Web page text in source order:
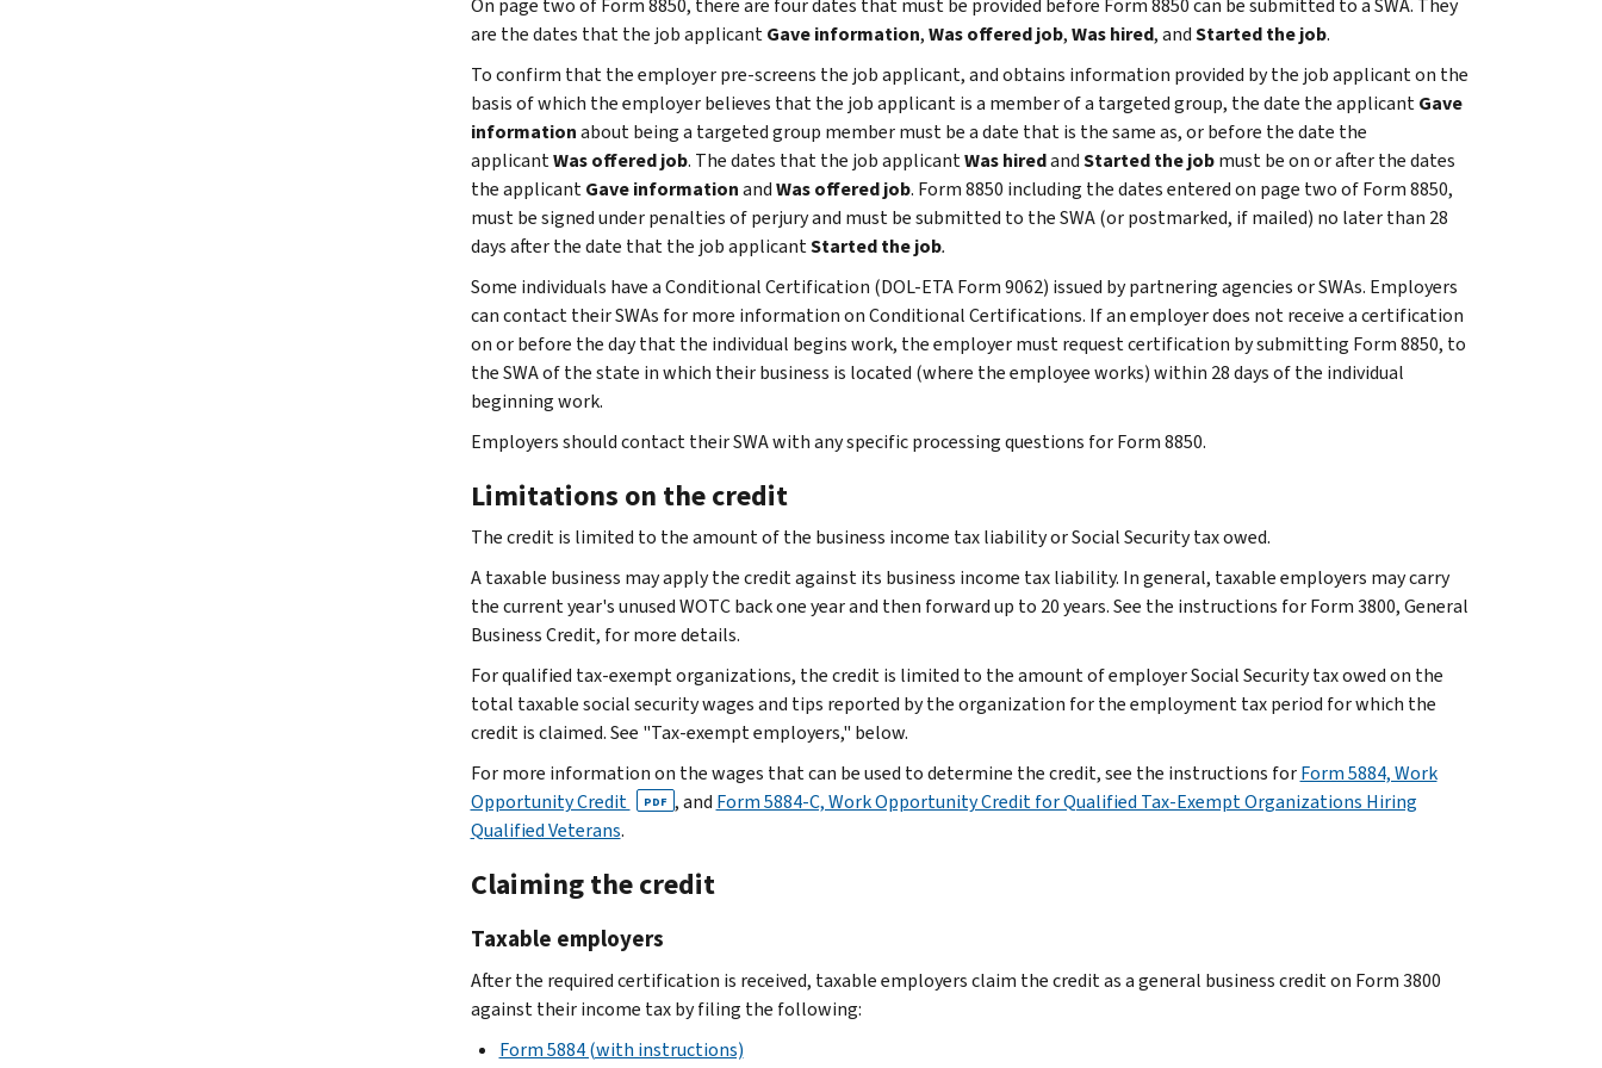
that
and
pays
or
incurs
wages
to
certain
individuals
who
are
certified
by
designated
local
agency
(sometimes
referred
state
workforce
agency)
as
being
a
of
of
targeted
groups.
In
Veteran
targeted
group.
areas
as
empowerment
zones
or
rural
renewal
counties;
individuals
referred
to
an
employer
following
of
rehabilitation
plan
or
program;
whose
families
are
recipients
of
supplemental
assistance
the
Food
and
Act
located
the
state
in
which
the
business
is
located
(where
the
employee
works).
forms
may
be
required
by
the
DOL
obtain
certification.
See
the
Instructions
to
8850
the
Employment
Training
employer
may
be
able
to
claim
the
WOTC
and
credit
such
as
the
American
Rescue
Employee
Retention
(ERC),
the
Empowerment
Zone
Employment
Credit,
Employer
Credit
for
Paid
Family
and
Medical
Leave,
and
the
The
assistance
must
be
received
for
any
9
months
the
18-
month
period
ending
on
hiring
date.
period
ending
on
hiring
date
Unemployed
for
of
time
totaling
at
least
4
(whether
not
consecutive)
but
less
than
6
months
the
1-
year
ending
the
hiring
date
Zone
or
A
Rural
Renewal
County
(RRC)
determining
the
credit,
wages
do
not
wages
or
incurred
for
services
performed
while
the
principal
place
of
is
an
EZ
or
RRC.
services
to:
A state
approved
under
the
Act
of
1973
An
Employment
Network
under
Ticket
to
Work
program
or
A program
carried
under
the
Department
Veteran
1,
whichever
is
later
Only
performs
services
for
the
between
May
1
and
September
15
not
employed
to
May
1)
and
Resides
in
Empowerment
Zone
(EZ)
A member
of
a
family
that
received
SNAP
benefits
for:
the
previous
6
or
least
3
the
previous
months
day
that
ends
on
the
hire
date.
is
member
of
a
family
that
meet
one
of
the
following
conditions:
Received
assistance
an
IV-
program
for
a
minimum
of
the
18
consecutive
months
Received
assistance
under
IV-
A
program
been
unemployed
for
not
less
than
27
consecutive
weeks
the
time
of
hiring
and
who
unemployment
compensation
some
or
all
of
the
unemployment
are the dates that the job applicantGave information,Was offered job,Was hired, andStarted the job.
To confirm that the employer pre-screens the job applicant, and obtains information provided by the job applicant on the
basis of which the employer believes that the job applicant is a member of a targeted group, the date the applicantGave
informationabout being a targeted group member must be a date that is the same as, or before the date the
applicantWas offered job. The dates that the job applicantWas hiredandStarted the jobmust be on or after the dates
the applicantGave informationandWas offered job. Form 8850 including the dates entered on page two of Form 8850,
must be signed under penalties of perjury and must be submitted to the SWA (or postmarked, if mailed) no later than 28
days after the date that the job applicantStarted the job.
Some individuals have a Conditional Certification (DOL-ETA Form 9062) issued by partnering agencies or SWAs. Employers
can contact their SWAs for more information on Conditional Certifications. If an employer does not receive a certification
on or before the day that the individual begins work, the employer must request certification by submitting Form 8850, to
the SWA of the state in which their business is located (where the employee works) within 28 days of the individual
beginning work.
Employers should contact their SWA with any specific processing questions for Form 8850.
Limitations on the credit
The credit is limited to the amount of the business income tax liability or Social Security tax owed.
A taxable business may apply the credit against its business income tax liability. In general, taxable employers may carry
the current year's unused WOTC back one year and then forward up to 20 years. See the instructions for Form 3800, General
Business Credit, for more details.
For qualified tax-exempt organizations, the credit is limited to the amount of employer Social Security tax owed on the
total taxable social security wages and tips reported by the organization for the employment tax period for which the
credit is claimed. See "Tax-exempt employers," below.
For more information on the wages that can be used to determine the credit, see the instructions forForm 5884, Work
Opportunity Credit
PDF , and Form 5884-C, Work Opportunity Credit for Qualified Tax-Exempt Organizations Hiring
Qualified Veterans.
Claiming the credit
Taxable employers
After the required certification is received, taxable employers claim the credit as a general business credit on Form 3800
against their income tax by filing the following:
Form 5884 (with instructions)